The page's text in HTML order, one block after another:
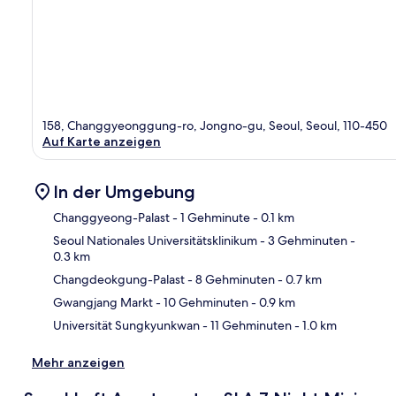
158, Changgyeonggung-ro, Jongno-gu, Seoul, Seoul, 110-450
Auf Karte anzeigen
In der Umgebung
Changgyeong-Palast- 1 Gehminute- 0.1 km
Seoul Nationales Universitätsklinikum- 3 Gehminuten-
0.3 km
Changdeokgung-Palast- 8 Gehminuten- 0.7 km
Gwangjang Markt- 10 Gehminuten- 0.9 km
Universität Sungkyunkwan- 11 Gehminuten- 1.0 km
Mehr anzeigen